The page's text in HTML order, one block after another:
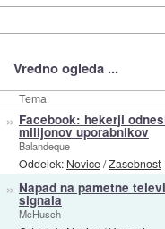
Vredno ogleda ...
Tema
» Facebook: hekerji
milijonov uporabnikov
Balandeque
Oddelek: Novice/Zasebnost
» Napad na pametne
signala
McHusch